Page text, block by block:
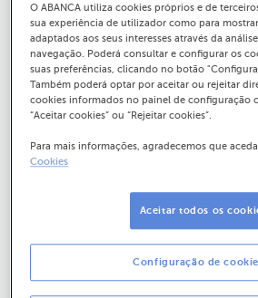
Como ativar a
ABANCA no
Banking?
Como ativar a Chave ABANCA
Mobile Banking?
Em dois passos simples - não
minuto!
O ABANCA utiliza cookies próprios e de
sua experiência de utilizador como para
adaptados aos seus interesses através da
navegação. Poderá consultar e configurar os
suas preferências, clicando no botão
Também poderá optar por aceitar ou rejeitar
cookies informados no painel de configuração
“Aceitar cookies” ou “Rejeitar cookies”.
Para mais informações, agradecemos que
Cookies
Configuração de
Aceitar todos os